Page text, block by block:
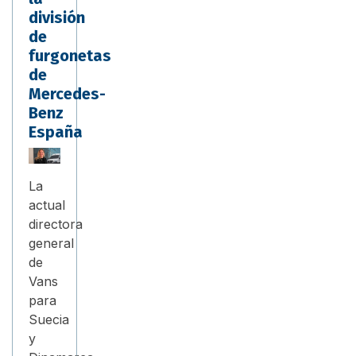
división
de
furgonetas
de
Mercedes-
Benz
España
La
actual
directora
general
de
Vans
para
Suecia
y